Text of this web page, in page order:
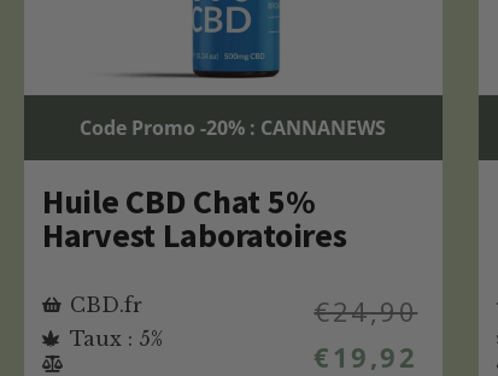
Code Promo -20% : CANNANEWS
Huile CBD Chat 5%
Harvest Laboratoires
CBD.fr
Taux : 5%
€24,90
€ 19,92